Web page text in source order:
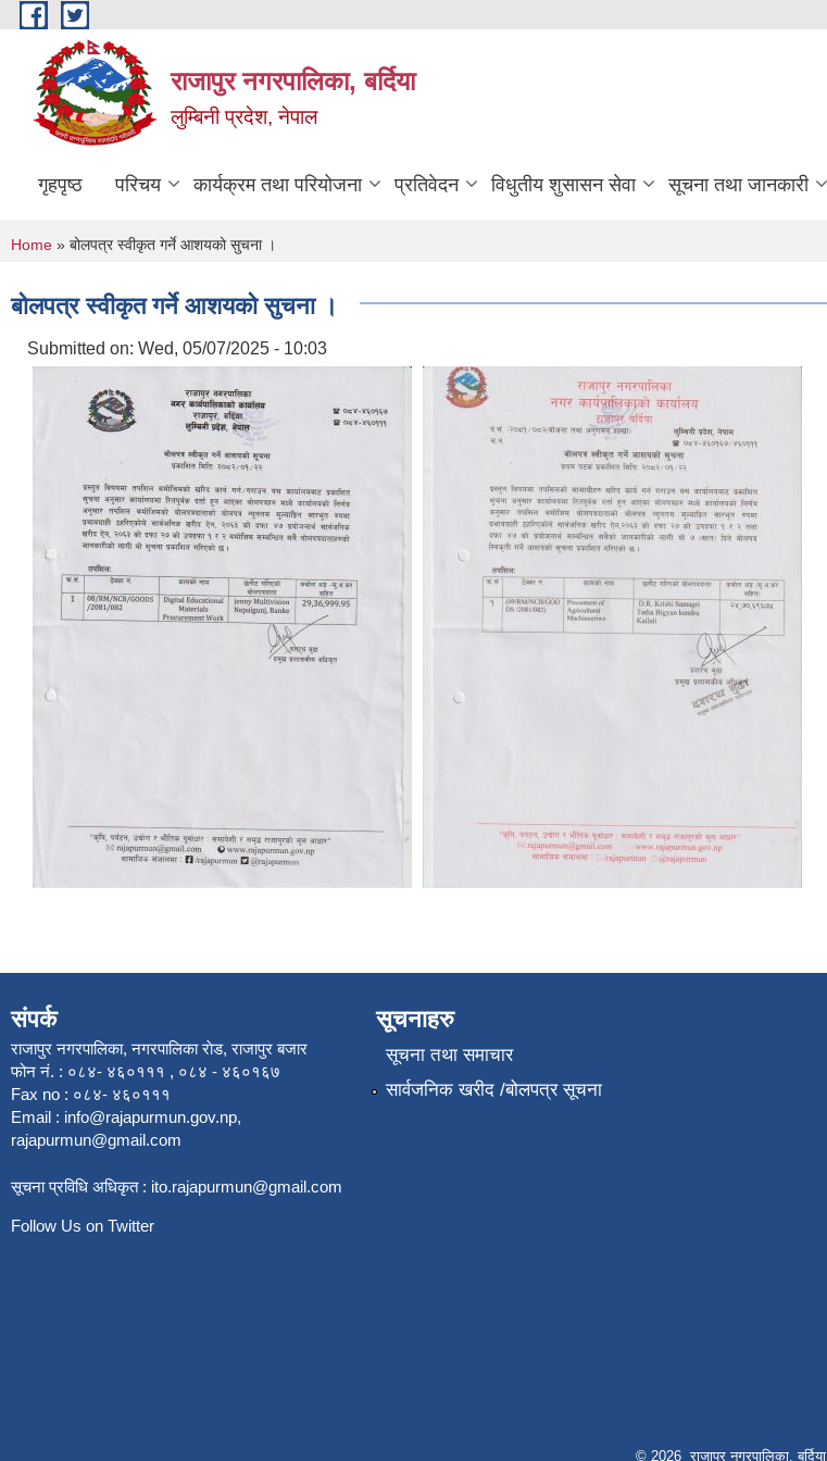
Skip to main content
राजापुर नगरपालिका, बर्दिया
लुम्बिनी प्रदेश, नेपाल
गृहपृष्ठ परिचय कार्यक्रम तथा परियोजना प्रतिवेदन विधुतीय शुसासन सेवा सूचना तथा जानकारी
You are here
Home » बोलपत्र स्वीकृत गर्ने आशयको सुचना ।
बोलपत्र स्वीकृत गर्ने आशयको सुचना ।
Submitted on: Wed, 05/07/2025 - 10:03
संपर्क
राजापुर नगरपालिका, नगरपालिका राेड, राजापुर बजार
फोन नं. : ०८४- ४६०१११ , ०८४ - ४६०१६७
Fax no : ०८४- ४६०१११
Email : info@rajapurmun.gov.np,
rajapurmun@gmail.com
सूचना प्रविधि अधिकृत : ito.rajapurmun@gmail.com
Follow Us on Twitter
सूचनाहरु
सूचना तथा समाचार
सार्वजनिक खरीद /बोलपत्र सूचना
© 2026 राजापुर नगरपालिका, बर्दिया